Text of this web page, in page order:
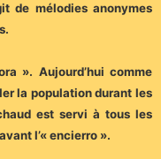
de mélodies anonymes
». Aujourd’hui comme
la population durant les
est servi à tous les
l’« encierro ».